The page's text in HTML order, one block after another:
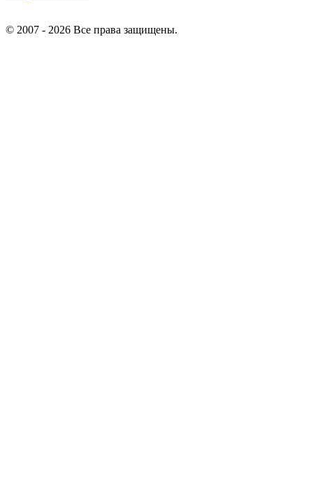
© 2007 - 2026 Все права защищены.